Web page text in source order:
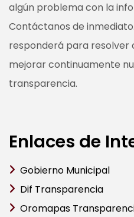
algún problema con la
Contáctanos de
responderá para resolver
mejorar continuamente
transparencia.
Enlaces de
Gobierno Municipal
Dif Transparencia
Oromapas